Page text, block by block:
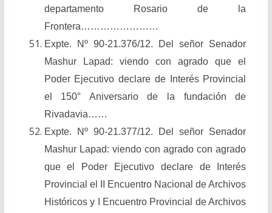
departamento Rosario de la
Frontera……………………
Expte. Nº 90-21.376/12. Del señor Senador
Mashur Lapad: viendo con agrado que el
Poder Ejecutivo declare de Interés Provincial
el 150° Aniversario de la fundación de
Rivadavia……
Expte. Nº 90-21.377/12. Del señor Senador
Mashur Lapad: viendo con agrado con agrado
que el Poder Ejecutivo declare de Interés
Provincial el II Encuentro Nacional de Archivos
Históricos y I Encuentro Provincial de Archivos